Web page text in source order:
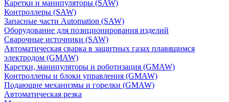
Каретки и манипуляторы (SAW)
Контроллеры (SAW)
Запасные части Automation (SAW)
Оборудование для позиционирования изделий
Сварочные источники (SAW)
Автоматическая сварка в защитных газах плавящимся
электродом (GMAW)
Каретки, манипуляторы и роботизация (GMAW)
Контроллеры и блоки управления (GMAW)
Подающие механизмы и горелки (GMAW)
Автоматическая резка